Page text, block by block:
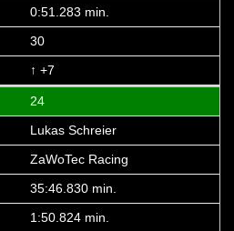
0:51.283 min.
30
↑ +7
24
Lukas Schreier
ZaWoTec Racing
35:46.830 min.
1:50.824 min.